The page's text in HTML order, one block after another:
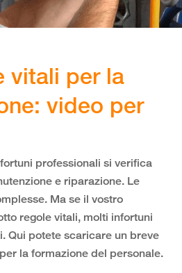
vitali per la
video per
professionali si verifica
e riparazione. Le
Ma se il vostro
regole vitali, molti infortuni
Qui potete scaricare un breve
la formazione del personale.